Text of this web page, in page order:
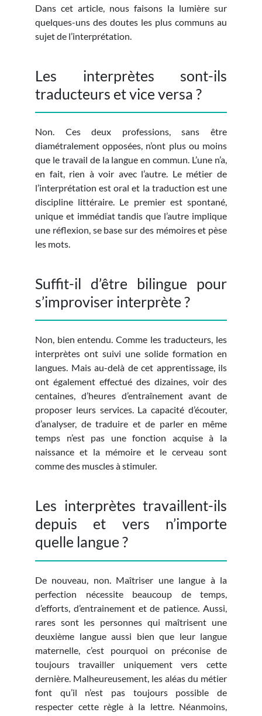
Dans cet article, nous faisons la lumière sur
quelques-uns des doutes les plus communs au
sujet de l’interprétation.
Les interprètes sont-ils
traducteurs et vice versa ?
Non. Ces deux professions, sans être
diamétralement opposées, n’ont plus ou moins
que le travail de la langue en commun. L’une n’a,
en fait, rien à voir avec l’autre. Le métier de
l’interprétation est oral et la traduction est une
discipline littéraire. Le premier est spontané,
unique et immédiat tandis que l’autre implique
une réflexion, se base sur des mémoires et pèse
les mots.
Suffit-il d’être bilingue pour
s’improviser interprète ?
Non, bien entendu. Comme les traducteurs, les
interprètes ont suivi une solide formation en
langues. Mais au-delà de cet apprentissage, ils
ont également effectué des dizaines, voir des
centaines, d’heures d’entraînement avant de
proposer leurs services. La capacité d’écouter,
d’analyser, de traduire et de parler en même
temps n’est pas une fonction acquise à la
naissance et la mémoire et le cerveau sont
comme des muscles à stimuler.
Les interprètes travaillent-ils
depuis et vers n’importe
quelle langue ?
De nouveau, non. Maîtriser une langue à la
perfection nécessite beaucoup de temps,
d’efforts, d’entrainement et de patience. Aussi,
rares sont les personnes qui maîtrisent une
deuxième langue aussi bien que leur langue
maternelle, c’est pourquoi on préconise de
toujours travailler uniquement vers cette
dernière. Malheureusement, les aléas du métier
font qu’il n’est pas toujours possible de
respecter cette règle à la lettre. Néanmoins,